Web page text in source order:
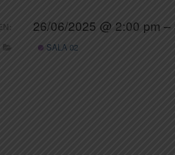
26/06/2025 @ 2:00 pm –
SALA 02